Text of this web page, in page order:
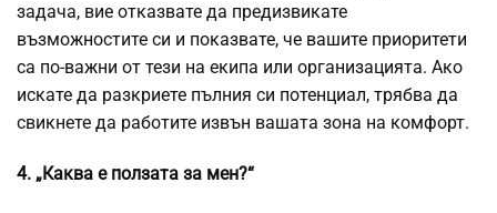
задача, вие отказвате да предизвикате
възможностите си и показвате, че вашите приоритети
са по-важни от тези на екипа или организацията. Ако
искате да разкриете пълния си потенциал, трябва да
свикнете да работите извън вашата зона на комфорт.
4. „Каква е ползата за мен?“